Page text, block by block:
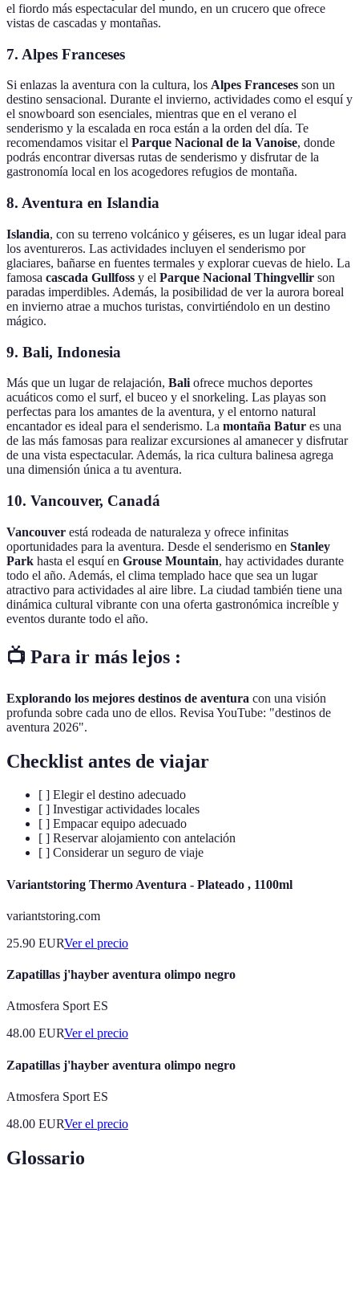
el fiordo más espectacular del mundo, en un crucero que ofrece
vistas de cascadas y montañas.
7. Alpes Franceses
Si enlazas la aventura con la cultura, los Alpes Franceses son un
destino sensacional. Durante el invierno, actividades como el esquí y
el snowboard son esenciales, mientras que en el verano el
senderismo y la escalada en roca están a la orden del día. Te
recomendamos visitar el Parque Nacional de la Vanoise, donde
podrás encontrar diversas rutas de senderismo y disfrutar de la
gastronomía local en los acogedores refugios de montaña.
8. Aventura en Islandia
Islandia, con su terreno volcánico y géiseres, es un lugar ideal para
los aventureros. Las actividades incluyen el senderismo por
glaciares, bañarse en fuentes termales y explorar cuevas de hielo. La
famosa cascada Gullfoss y el Parque Nacional Thingvellir son
paradas imperdibles. Además, la posibilidad de ver la aurora boreal
en invierno atrae a muchos turistas, convirtiéndolo en un destino
mágico.
9. Bali, Indonesia
Más que un lugar de relajación, Bali ofrece muchos deportes
acuáticos como el surf, el buceo y el snorkeling. Las playas son
perfectas para los amantes de la aventura, y el entorno natural
encantador es ideal para el senderismo. La montaña Batur es una
de las más famosas para realizar excursiones al amanecer y disfrutar
de una vista espectacular. Además, la rica cultura balinesa agrega
una dimensión única a tu aventura.
10. Vancouver, Canadá
Vancouver está rodeada de naturaleza y ofrece infinitas
oportunidades para la aventura. Desde el senderismo en Stanley
Park hasta el esquí en Grouse Mountain, hay actividades durante
todo el año. Además, el clima templado hace que sea un lugar
atractivo para actividades al aire libre. La ciudad también tiene una
dinámica cultural vibrante con una oferta gastronómica increíble y
eventos durante todo el año.
📺 Para ir más lejos :
Explorando los mejores destinos de aventura con una visión
profunda sobre cada uno de ellos. Revisa YouTube: "destinos de
aventura 2026".
Checklist antes de viajar
[ ] Elegir el destino adecuado
[ ] Investigar actividades locales
[ ] Empacar equipo adecuado
[ ] Reservar alojamiento con antelación
[ ] Considerar un seguro de viaje
Variantstoring Thermo Aventura - Plateado , 1100ml
variantstoring.com
25.90 EURVer el precio
Zapatillas j'hayber aventura olimpo negro
Atmosfera Sport ES
48.00 EURVer el precio
Zapatillas j'hayber aventura olimpo negro
Atmosfera Sport ES
48.00 EURVer el precio
Glossario